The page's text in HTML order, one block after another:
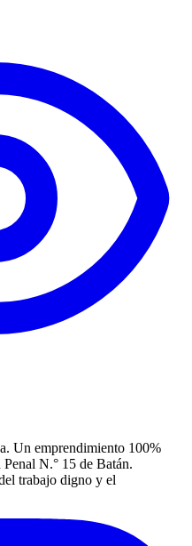
Un emprendimiento 100%
N.° 15 de Batán.
trabajo digno y el